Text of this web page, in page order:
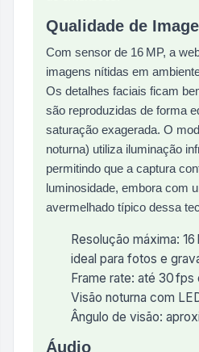
Qualidade de
Com sensor de 16 MP, a
imagens nítidas em
Os detalhes faciais ficam
são reproduzidas de forma
saturação exagerada. O
noturna) utiliza iluminação
permitindo que a captura
luminosidade, embora com
avermelhado típico dessa
Resolução máxima:
ideal para fotos e
Frame rate: até 30 fps
Visão noturna com
Ângulo de visão:
Áudio